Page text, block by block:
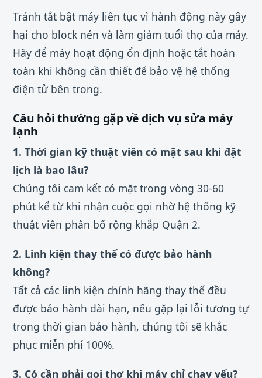
Tránh tắt bật máy liên tục vì hành động này gây
hại cho block nén và làm giảm tuổi thọ của máy.
Hãy để máy hoạt động ổn định hoặc tắt hoàn
toàn khi không cần thiết để bảo vệ hệ thống
điện tử bên trong.
Câu hỏi thường gặp về dịch vụ sửa máy
lạnh
1. Thời gian kỹ thuật viên có mặt sau khi đặt
lịch là bao lâu?
Chúng tôi cam kết có mặt trong vòng 30-60
phút kể từ khi nhận cuộc gọi nhờ hệ thống kỹ
thuật viên phân bố rộng khắp Quận 2.
2. Linh kiện thay thế có được bảo hành
không?
Tất cả các linh kiện chính hãng thay thế đều
được bảo hành dài hạn, nếu gặp lại lỗi tương tự
trong thời gian bảo hành, chúng tôi sẽ khắc
phục miễn phí 100%.
3. Có cần phải gọi thợ khi máy chỉ chạy yếu?